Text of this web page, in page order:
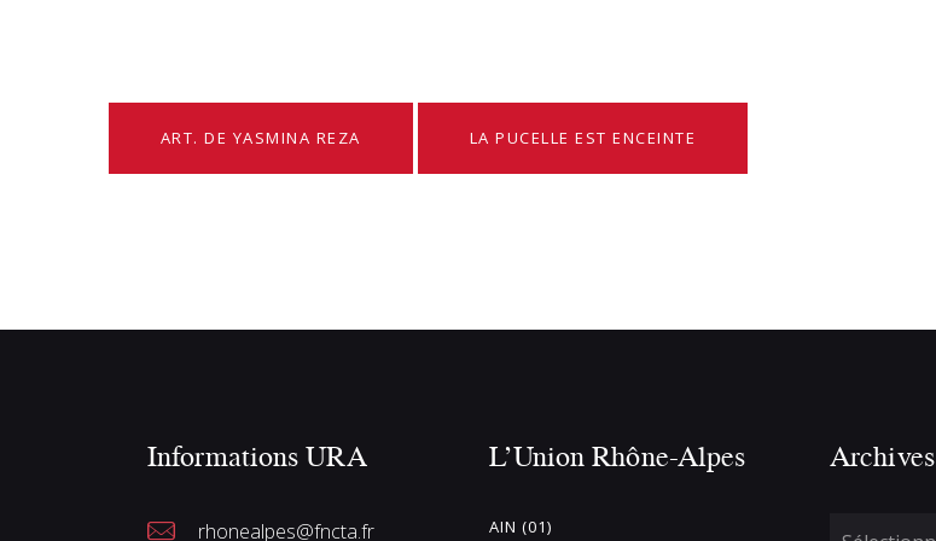
ART. DE YASMINA REZA LA PUCELLE EST ENCEINTE
Informations URA
rhonealpes@fncta.fr
L’Union Rhône-Alpes
AIN (01)
Archives